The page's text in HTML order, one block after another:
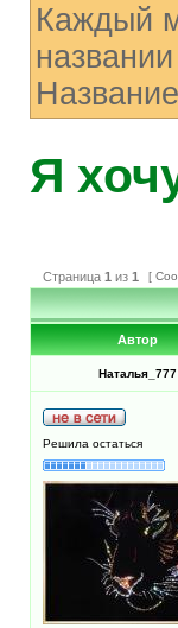
Каждый
Я
Страница 1 из 1 [
Автор
Наталья_777
Решила остаться